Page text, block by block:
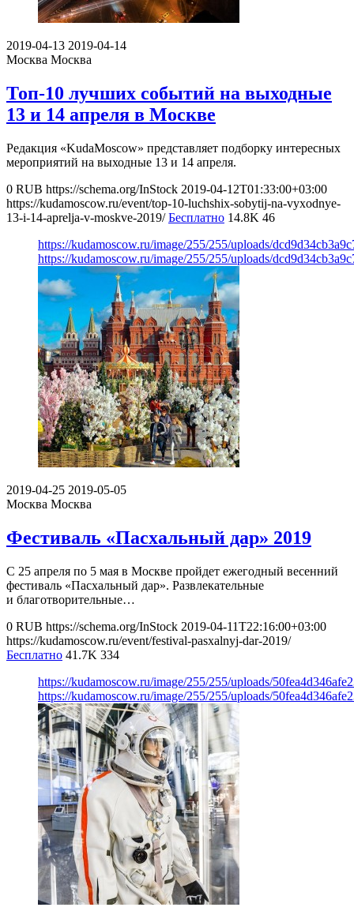
2019-04-13 2019-04-14
Москва Москва
Топ-10 лучших событий на выходные
13 и 14 апреля в Москве
Редакция «KudaMoscow» представляет подборку интересных
мероприятий на выходные 13 и 14 апреля.
0 RUB https://schema.org/InStock 2019-04-12T01:33:00+03:00
https://kudamoscow.ru/event/top-10-luchshix-sobytij-na-vyxodnye-
13-i-14-aprelja-v-moskve-2019/ Бесплатно 14.8K 46
https://kudamoscow.ru/image/255/255/uploads/
https://kudamoscow.ru/image/255/255/uploads/
2019-04-25 2019-05-05
Москва Москва
Фестиваль «Пасхальный дар» 2019
С 25 апреля по 5 мая в Москве пройдет ежегодный весенний
фестиваль «Пасхальный дар». Развлекательные
и благотворительные…
0 RUB https://schema.org/InStock 2019-04-11T22:16:00+03:00
https://kudamoscow.ru/event/festival-pasxalnyj-dar-2019/
Бесплатно 41.7K 334
https://kudamoscow.ru/image/255/255/uploads/
https://kudamoscow.ru/image/255/255/uploads/